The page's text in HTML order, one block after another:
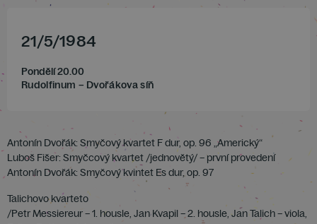
21/5/1984
Pondělí 20.00
Rudolfinum – Dvořákova síň
Antonín Dvořák: Smyčový kvartet F dur, op. 96 „Americký“
Luboš Fišer: Smyčcový kvartet /jednovětý/ – první provedení
Antonín Dvořák: Smyčový kvintet Es dur, op. 97
Talichovo kvarteto
/Petr Messiereur – 1. housle, Jan Kvapil – 2. housle, Jan Talich – viola,